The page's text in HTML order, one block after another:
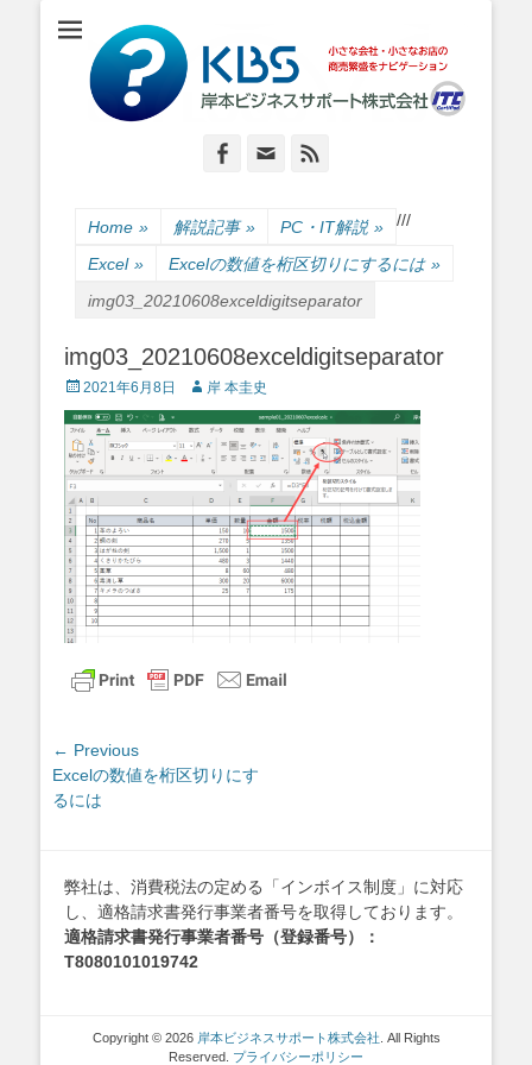
岸本ビジネスサポ
ート株式会社
小さな会社・小さなお店のIT経営をナビゲーション
Facebook
Email
Home » 解説記事 » /
PC・IT解説 » /
Excel »
/
Excelの数値を桁区切りにするには »
img03_20210608exceldigitseparator
img03_20210608exceldigitseparator
Posted
on
2021年6月8日 Author
岸 本圭史
投
稿
ナ
ー
シ
ョ
← Previous
Previous
post:
Excelの数値を桁区切りにす
るには
弊社は、消費税法の定める「インボイス制度」に対応
し、適格請求書発行事業者番号を取得しております。
適格請求書発行事業者番号（登録番号）：
T8080101019742
Copyright © 2026 岸本ビジネスサポート株式会社 . All Rights
Reserved. プライバシーポリシー